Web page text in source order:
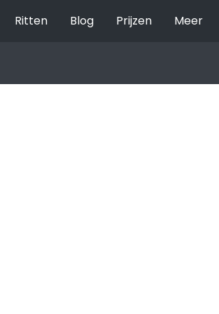
Ritten Blog Prijzen Meer